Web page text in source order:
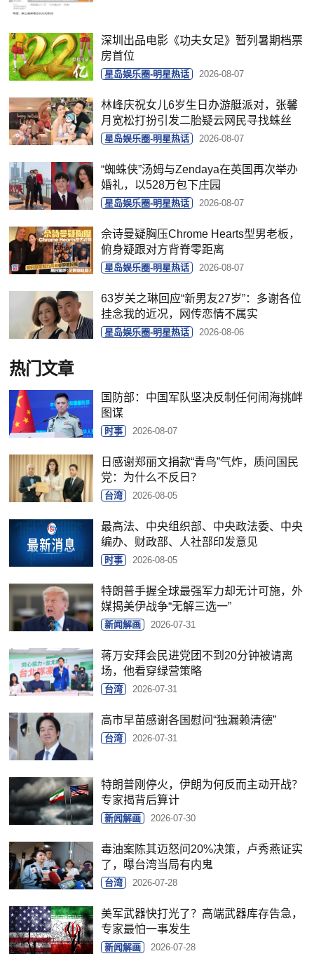
深圳出品电影《功夫女足》暂列暑期档票
房首位
星岛娱乐圈-明星热话 2026-08-07
林峰庆祝女儿6岁生日办游艇派对，张馨
月宽松打扮引发二胎疑云网民寻找蛛丝
星岛娱乐圈-明星热话 2026-08-07
“蜘蛛侠”汤姆与Zendaya在英国再次举办
婚礼，以528万包下庄园
星岛娱乐圈-明星热话 2026-08-07
佘诗曼疑胸压Chrome Hearts型男老板，
俯身疑跟对方背脊零距离
星岛娱乐圈-明星热话 2026-08-07
63岁关之琳回应“新男友27岁”：多谢各位
挂念我的近况，网传恋情不属实
星岛娱乐圈-明星热话 2026-08-06
热门文章
国防部：中国军队坚决反制任何闹海挑衅
图谋
时事 2026-08-07
日感谢郑丽文捐款“青鸟”气炸，质问国民
党：为什么不反日？
台湾 2026-08-05
最高法、中央组织部、中央政法委、中央
编办、财政部、人社部印发意见
时事 2026-08-05
特朗普手握全球最强军力却无计可施，外
媒揭美伊战争“无解三选一”
新闻解画 2026-07-31
蒋万安拜会民进党团不到20分钟被请离
场，他看穿绿营策略
台湾 2026-07-31
高市早苗感谢各国慰问“独漏赖清德”
台湾 2026-07-31
特朗普刚停火，伊朗为何反而主动开战？
专家揭背后算计
新闻解画 2026-07-30
毒油案陈其迈怒问20%决策，卢秀燕证实
了，曝台湾当局有内鬼
台湾 2026-07-28
美军武器快打光了？高端武器库存告急，
专家最怕一事发生
新闻解画 2026-07-28